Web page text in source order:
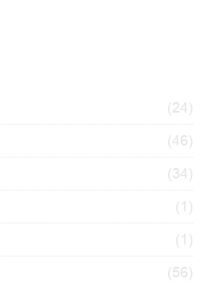
(24)
(46)
(34)
(1)
(1)
(56)